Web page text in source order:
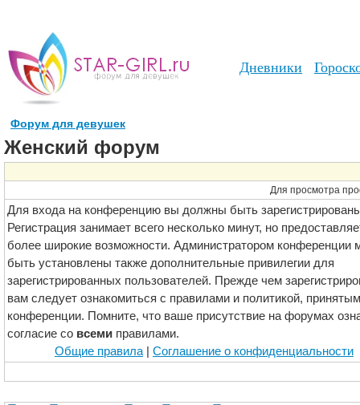
Дневники
Форум для девушек
Женский форум
Для просмотра
Для входа на конференцию вы должны быть
Регистрация занимает всего несколько минут, но
более широкие возможности. Администратором конференции
быть установлены также дополнительные привилегии для
зарегистрированных пользователей. Прежде чем
вам следует ознакомиться с правилами и политикой,
конференции. Помните, что ваше присутствие на форумах
согласие со всеми правилами.
Общие правила
Соглашение о конфиденциальности